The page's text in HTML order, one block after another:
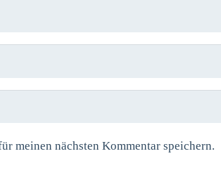
meinen nächsten Kommentar speichern.